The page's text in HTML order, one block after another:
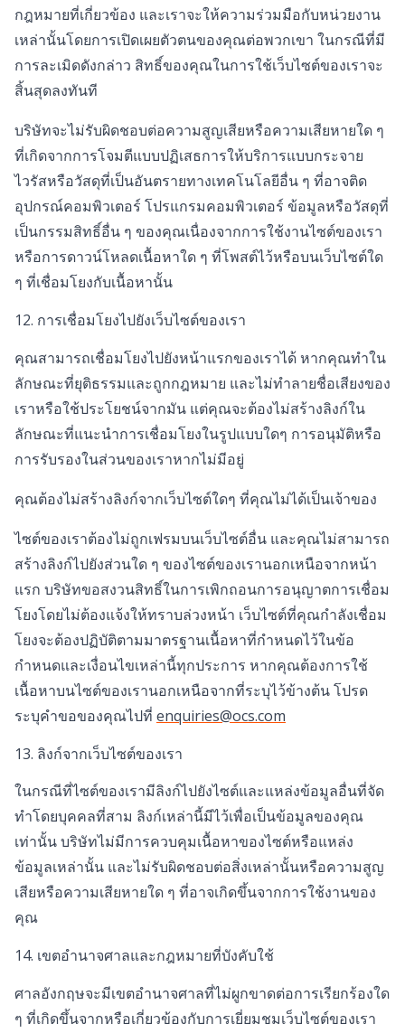
กฎหมายที่เกี่ยวข้อง และเราจะให้ความร่วมมือกับหน่วยงาน
เหล่านั้นโดยการเปิดเผยตัวตนของคุณต่อพวกเขา ในกรณีที่มี
การละเมิดดังกล่าว สิทธิ์ของคุณในการใช้เว็บไซต์ของเราจะ
สิ้นสุดลงทันที
บริษัทจะไม่รับผิดชอบต่อความสูญเสียหรือความเสียหายใด ๆ
ที่เกิดจากการโจมตีแบบปฏิเสธการให้บริการแบบกระจาย
ไวรัสหรือวัสดุที่เป็นอันตรายทางเทคโนโลยีอื่น ๆ ที่อาจติด
อุปกรณ์คอมพิวเตอร์ โปรแกรมคอมพิวเตอร์ ข้อมูลหรือวัสดุที่
เป็นกรรมสิทธิ์อื่น ๆ ของคุณเนื่องจากการใช้งานไซต์ของเรา
หรือการดาวน์โหลดเนื้อหาใด ๆ ที่โพสต์ไว้หรือบนเว็บไซต์ใด
ๆ ที่เชื่อมโยงกับเนื้อหานั้น
12. การเชื่อมโยงไปยังเว็บไซต์ของเรา
คุณสามารถเชื่อมโยงไปยังหน้าแรกของเราได้ หากคุณทำใน
ลักษณะที่ยุติธรรมและถูกกฎหมาย และไม่ทำลายชื่อเสียงของ
เราหรือใช้ประโยชน์จากมัน แต่คุณจะต้องไม่สร้างลิงก์ใน
ลักษณะที่แนะนำการเชื่อมโยงในรูปแบบใดๆ การอนุมัติหรือ
การรับรองในส่วนของเราหากไม่มีอยู่
คุณต้องไม่สร้างลิงก์จากเว็บไซต์ใดๆ ที่คุณไม่ได้เป็นเจ้าของ
ไซต์ของเราต้องไม่ถูกเฟรมบนเว็บไซต์อื่น และคุณไม่สามารถ
สร้างลิงก์ไปยังส่วนใด ๆ ของไซต์ของเรานอกเหนือจากหน้า
แรก บริษัทขอสงวนสิทธิ์ในการเพิกถอนการอนุญาตการเชื่อม
โยงโดยไม่ต้องแจ้งให้ทราบล่วงหน้า เว็บไซต์ที่คุณกำลังเชื่อม
โยงจะต้องปฏิบัติตามมาตรฐานเนื้อหาที่กำหนดไว้ในข้อ
กำหนดและเงื่อนไขเหล่านี้ทุกประการ หากคุณต้องการใช้
เนื้อหาบนไซต์ของเรานอกเหนือจากที่ระบุไว้ข้างต้น โปรด
ระบุคำขอของคุณไปที่ enquiries@ocs.com
13. ลิงก์จากเว็บไซต์ของเรา
ในกรณีที่ไซต์ของเรามีลิงก์ไปยังไซต์และแหล่งข้อมูลอื่นที่จัด
ทำโดยบุคคลที่สาม ลิงก์เหล่านี้มีไว้เพื่อเป็นข้อมูลของคุณ
เท่านั้น บริษัทไม่มีการควบคุมเนื้อหาของไซต์หรือแหล่ง
ข้อมูลเหล่านั้น และไม่รับผิดชอบต่อสิ่งเหล่านั้นหรือความสูญ
เสียหรือความเสียหายใด ๆ ที่อาจเกิดขึ้นจากการใช้งานของ
คุณ
14. เขตอำนาจศาลและกฎหมายที่บังคับใช้
ศาลอังกฤษจะมีเขตอำนาจศาลที่ไม่ผูกขาดต่อการเรียกร้องใด
ๆ ที่เกิดขึ้นจากหรือเกี่ยวข้องกับการเยี่ยมชมเว็บไซต์ของเรา